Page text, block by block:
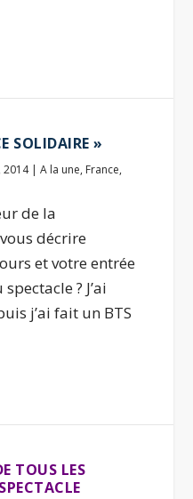
SOLIDAIRE »
2014|A la une, France,
de la
décrire
et votre entrée
? J’ai
j’ai fait un BTS
TOUS LES